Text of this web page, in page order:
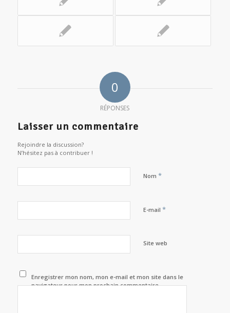
0
RÉPONSES
Laisser un commentaire
Rejoindre la discussion?
N’hésitez pas à contribuer !
Nom *
E-mail *
Site web
Enregistrer mon nom, mon e-mail et mon site dans le
navigateur pour mon prochain commentaire.